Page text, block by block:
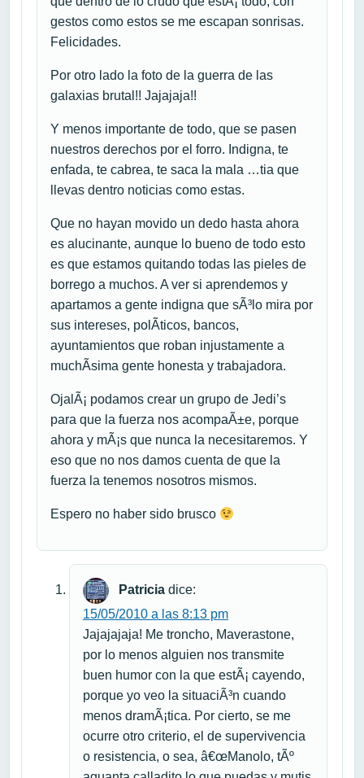
gestos como estos se me escapan sonrisas.
Felicidades.
Por otro lado la foto de la guerra de las
galaxias brutal!! Jajajaja!!
Y menos importante de todo, que se pasen
nuestros derechos por el forro. Indigna, te
enfada, te cabrea, te saca la mala …tia que
llevas dentro noticias como estas.
Que no hayan movido un dedo hasta ahora
es alucinante, aunque lo bueno de todo esto
es que estamos quitando todas las pieles de
borrego a muchos. A ver si aprendemos y
apartamos a gente indigna que sÃ³lo mira por
sus intereses, polÃ­ticos, bancos,
ayuntamientos que roban injustamente a
muchÃ­sima gente honesta y trabajadora.
OjalÃ¡ podamos crear un grupo de Jedi’s
para que la fuerza nos acompaÃ±e, porque
ahora y mÃ¡s que nunca la necesitaremos. Y
eso que no nos damos cuenta de que la
fuerza la tenemos nosotros mismos.
Espero no haber sido brusco
Patricia dice:
15/05/2010 a las 8:13 pm
Jajajajaja! Me troncho, Maverastone,
por lo menos alguien nos transmite
buen humor con la que estÃ¡ cayendo,
porque yo veo la situaciÃ³n cuando
menos dramÃ¡tica. Por cierto, se me
ocurre otro criterio, el de supervivencia
o resistencia, o sea, â€œManolo, tÃº